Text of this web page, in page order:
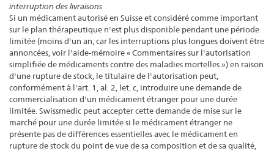
interruption des livraisons
Si un médicament autorisé en Suisse et considéré comme important
sur le plan thérapeutique n'est plus disponible pendant une période
limitée (moins d'un an, car les interruptions plus longues doivent être
annoncées, voir l'aide-mémoire « Commentaires sur l'autorisation
simplifiée de médicaments contre des maladies mortelles ») en raison
d'une rupture de stock, le titulaire de l'autorisation peut,
conformément à l'art. 1, al. 2, let. c, introduire une demande de
commercialisation d'un médicament étranger pour une durée
limitée. Swissmedic peut accepter cette demande de mise sur le
marché pour une durée limitée si le médicament étranger ne
présente pas de différences essentielles avec le médicament en
rupture de stock du point de vue de sa composition et de sa qualité,